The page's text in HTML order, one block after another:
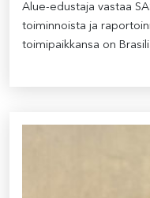
Alue-edustaja vastaa
toiminnoista ja
toimipaikkansa on